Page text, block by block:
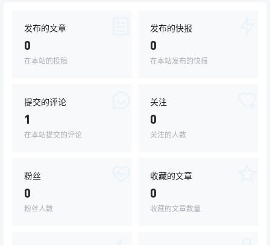
发布的文章
0
在本站的投稿
发布的快报
0
在本站发布的快报
提交的评论
1
在本站提交的评论
关注
0
关注的人数
粉丝
0
粉丝人数
收藏的文章
0
收藏的文章数量